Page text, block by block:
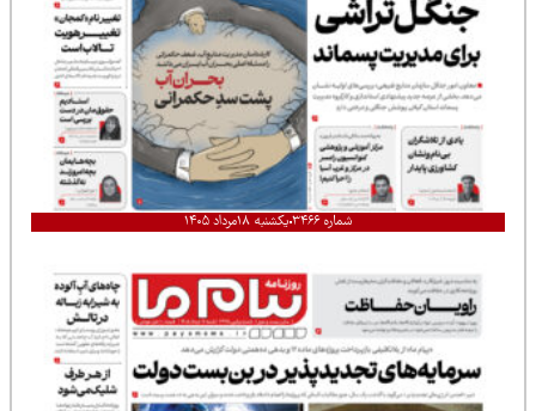
شماره ۳۴۶۶ یکشنبه ۱۸مرداد ۱۴۰۵